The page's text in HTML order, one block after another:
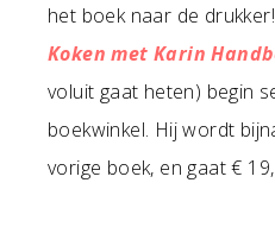
het boek naar de
Koken met Karin
voluit gaat heten) begin
boekwinkel. Hij wordt
vorige boek, en gaat €